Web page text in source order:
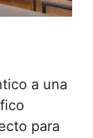
a una
para